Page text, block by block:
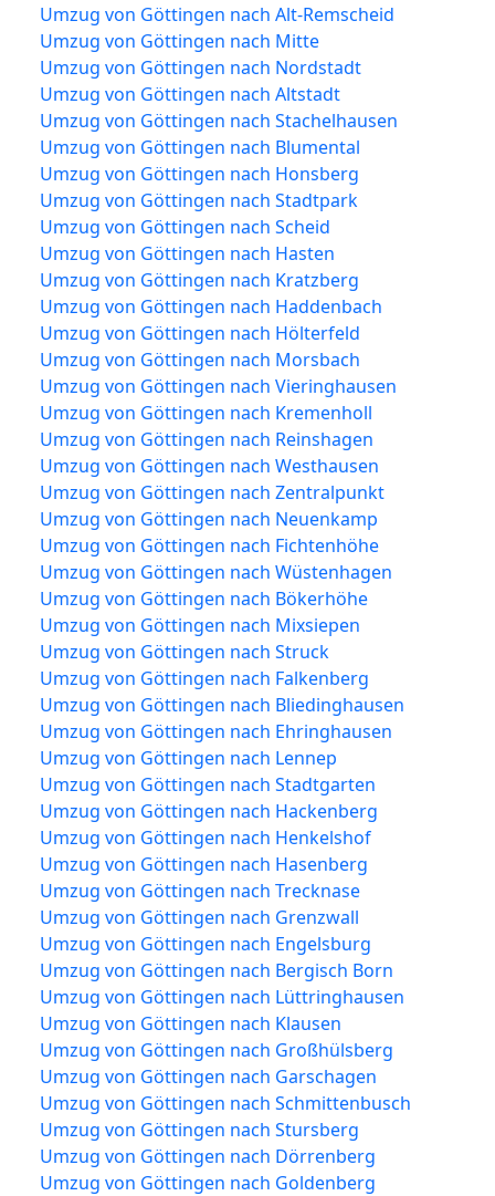
Umzug von Göttingen nach Alt-Remscheid
Umzug von Göttingen nach Mitte
Umzug von Göttingen nach Nordstadt
Umzug von Göttingen nach Altstadt
Umzug von Göttingen nach Stachelhausen
Umzug von Göttingen nach Blumental
Umzug von Göttingen nach Honsberg
Umzug von Göttingen nach Stadtpark
Umzug von Göttingen nach Scheid
Umzug von Göttingen nach Hasten
Umzug von Göttingen nach Kratzberg
Umzug von Göttingen nach Haddenbach
Umzug von Göttingen nach Hölterfeld
Umzug von Göttingen nach Morsbach
Umzug von Göttingen nach Vieringhausen
Umzug von Göttingen nach Kremenholl
Umzug von Göttingen nach Reinshagen
Umzug von Göttingen nach Westhausen
Umzug von Göttingen nach Zentralpunkt
Umzug von Göttingen nach Neuenkamp
Umzug von Göttingen nach Fichtenhöhe
Umzug von Göttingen nach Wüstenhagen
Umzug von Göttingen nach Bökerhöhe
Umzug von Göttingen nach Mixsiepen
Umzug von Göttingen nach Struck
Umzug von Göttingen nach Falkenberg
Umzug von Göttingen nach Bliedinghausen
Umzug von Göttingen nach Ehringhausen
Umzug von Göttingen nach Lennep
Umzug von Göttingen nach Stadtgarten
Umzug von Göttingen nach Hackenberg
Umzug von Göttingen nach Henkelshof
Umzug von Göttingen nach Hasenberg
Umzug von Göttingen nach Trecknase
Umzug von Göttingen nach Grenzwall
Umzug von Göttingen nach Engelsburg
Umzug von Göttingen nach Bergisch Born
Umzug von Göttingen nach Lüttringhausen
Umzug von Göttingen nach Klausen
Umzug von Göttingen nach Großhülsberg
Umzug von Göttingen nach Garschagen
Umzug von Göttingen nach Schmittenbusch
Umzug von Göttingen nach Stursberg
Umzug von Göttingen nach Dörrenberg
Umzug von Göttingen nach Goldenberg